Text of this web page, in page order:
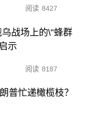
阅读 8427
战场上的\"蜂群
示
阅读 8187
普忙递橄榄枝？